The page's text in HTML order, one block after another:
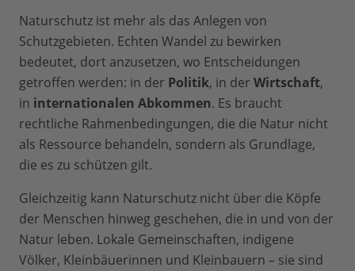
Naturschutz ist mehr als das Anlegen von
Schutzgebieten. Echten Wandel zu bewirken
bedeutet, dort anzusetzen, wo Entscheidungen
getroffen werden: in der Politik, in der Wirtschaft,
in internationalen Abkommen. Es braucht
rechtliche Rahmenbedingungen, die die Natur nicht
als Ressource behandeln, sondern als Grundlage,
die es zu schützen gilt.
Gleichzeitig kann Naturschutz nicht über die Köpfe
der Menschen hinweg geschehen, die in und von der
Natur leben. Lokale Gemeinschaften, indigene
Völker, Kleinbäuerinnen und Kleinbauern – sie sind